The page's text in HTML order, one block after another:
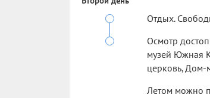
Отдых.
Осмотр
музей Южная
церковь, Дом-
Летом можно